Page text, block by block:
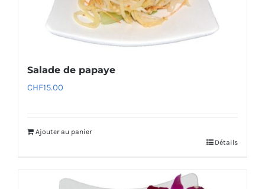
Salade de papaye
CHF15.00
Ajouter au panier
Détails